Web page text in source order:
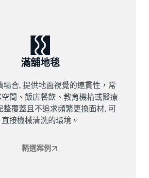
滿舖地毯
場合, 提供地面視覺的連貫性，常
間、飯店餐飲、教育機構或醫療
整覆蓋且不追求頻繁更換面材, 可
直接機械清洗的環境。
精選案例